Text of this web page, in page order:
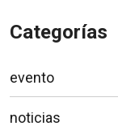
Categorías
evento
noticias